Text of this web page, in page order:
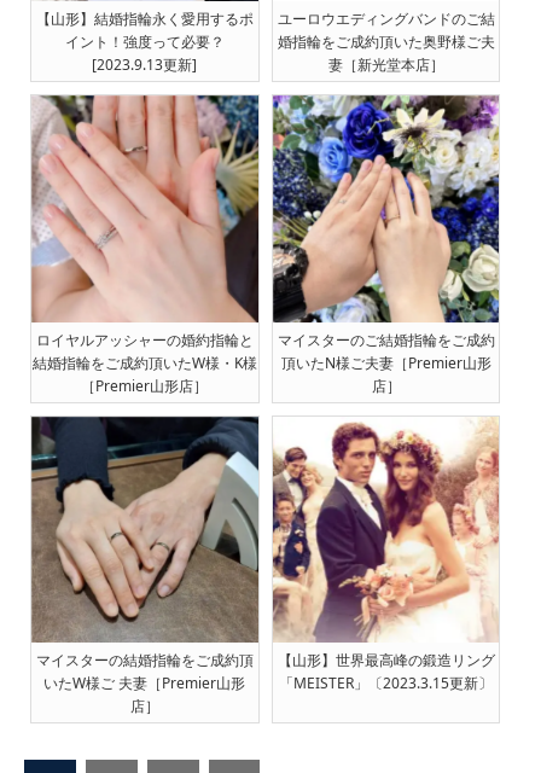
【山形】結婚指輪永く愛用するポ
イント！強度って必要？
[2023.9.13更新]
ユーロウエディングバンドのご結
婚指輪をご成約頂いた奥野様ご夫
妻［新光堂本店］
ロイヤルアッシャーの婚約指輪と
結婚指輪をご成約頂いたW様・K様
［Premier山形店］
マイスターのご結婚指輪をご成約
頂いたN様ご夫妻［Premier山形
店］
マイスターの結婚指輪をご成約頂
いたW様ご 夫妻［Premier山形
店］
【山形】世界最高峰の鍛造リング
「MEISTER」〔2023.3.15更新〕